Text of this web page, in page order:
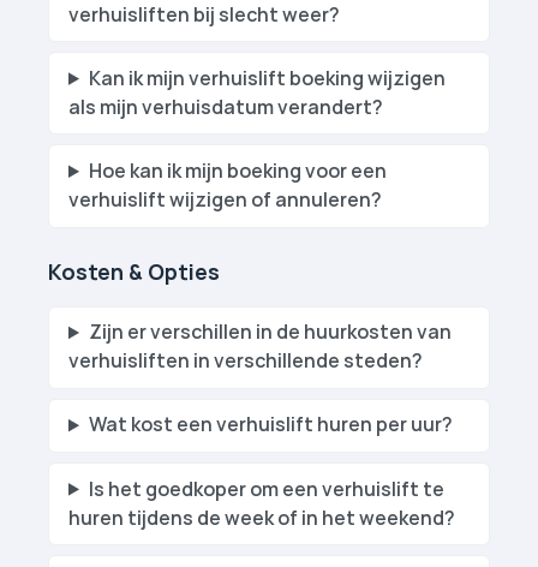
verhuislift­en bij slecht weer?
Kan ik mijn verhuislift boeking wijzigen
als mijn verhuisdatum verandert?
Hoe kan ik mijn boeking voor een
verhuislift wijzigen of annuleren?
Kosten & Opties
Zijn er verschillen in de huurkosten van
verhuislift­en in verschillende steden?
Wat kost een verhuislift huren per uur?
Is het goedkoper om een verhuislift te
huren tijdens de week of in het weekend?